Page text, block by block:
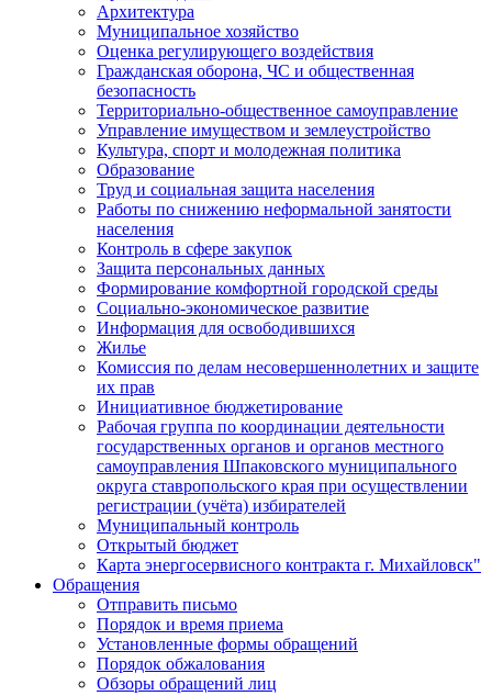
Архитектура
Муниципальное хозяйство
Оценка регулирующего воздействия
Гражданская оборона, ЧС и общественная
безопасность
Территориально-общественное самоуправление
Управление имуществом и землеустройство
Культура, спорт и молодежная политика
Образование
Труд и социальная защита населения
Работы по снижению неформальной занятости
населения
Контроль в сфере закупок
Защита персональных данных
Формирование комфортной городской среды
Социально-экономическое развитие
Информация для освободившихся
Жилье
Комиссия по делам несовершеннолетних и защите
их прав
Инициативное бюджетирование
Рабочая группа по координации деятельности
государственных органов и органов местного
самоуправления Шпаковского муниципального
округа ставропольского края при осуществлении
регистрации (учёта) избирателей
Муниципальный контроль
Открытый бюджет
Карта энергосервисного контракта г. Михайловск"
Обращения
Отправить письмо
Порядок и время приема
Установленные формы обращений
Порядок обжалования
Обзоры обращений лиц